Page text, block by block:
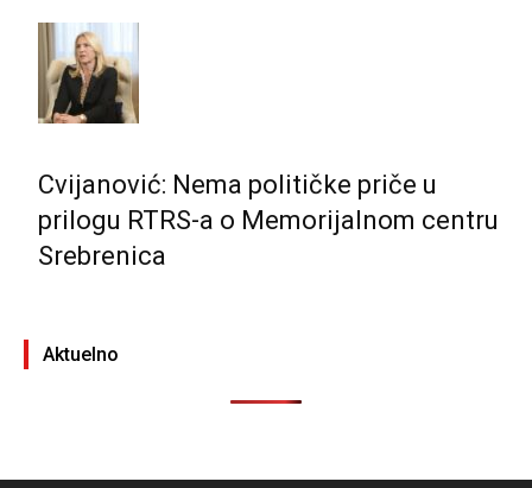
Cvijanović: Nema političke priče u
prilogu RTRS-a o Memorijalnom centru
Srebrenica
Aktuelno